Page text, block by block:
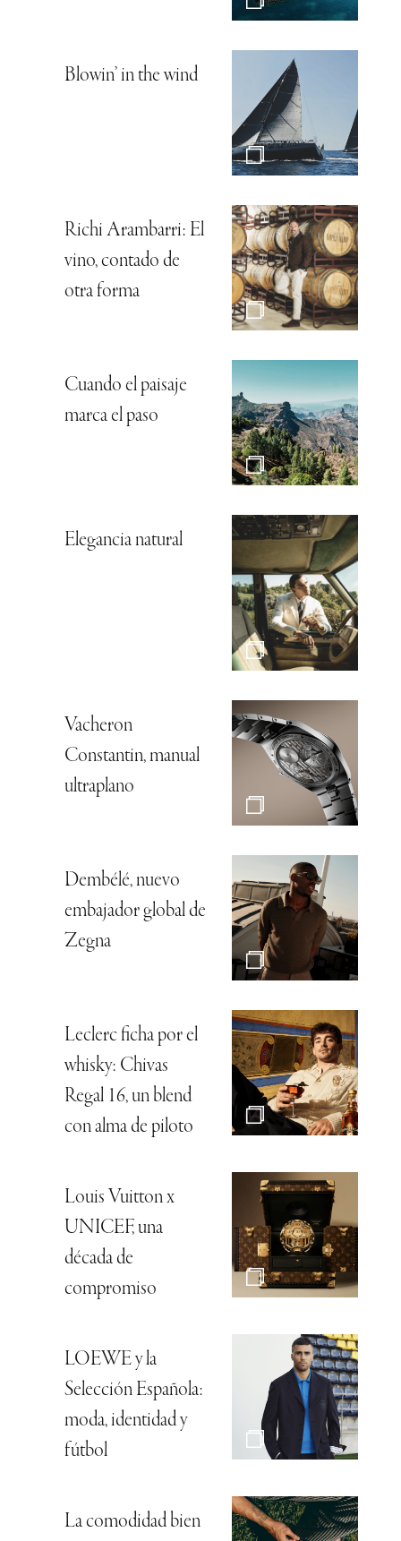
Blowin’ in the wind
Richi Arambarri: El
vino, contado de
otra forma
Cuando el paisaje
marca el paso
Elegancia natural
Vacheron
Constantin, manual
ultraplano
Dembélé, nuevo
embajador global de
Zegna
Leclerc ficha por el
whisky: Chivas
Regal 16, un blend
con alma de piloto
Louis Vuitton x
UNICEF, una
década de
compromiso
LOEWE y la
Selección Española:
moda, identidad y
fútbol
La comodidad bien